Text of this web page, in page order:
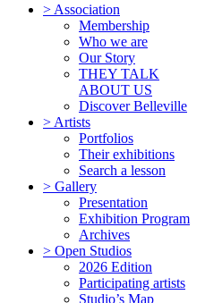
> Association
Membership
Who we are
Our Story
THEY TALK
ABOUT US
Discover Belleville
> Artists
Portfolios
Their exhibitions
Search a lesson
> Gallery
Presentation
Exhibition Program
Archives
> Open Studios
2026 Edition
Participating artists
Studio’s Map